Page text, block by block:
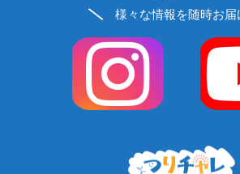
様々な情報を随時お